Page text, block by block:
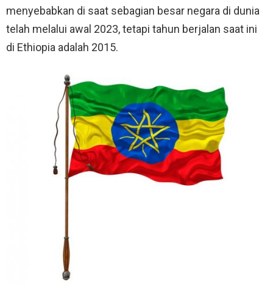
menyebabkan di saat sebagian besar negara di dunia
telah melalui awal 2023, tetapi tahun berjalan saat ini
di Ethiopia adalah 2015.